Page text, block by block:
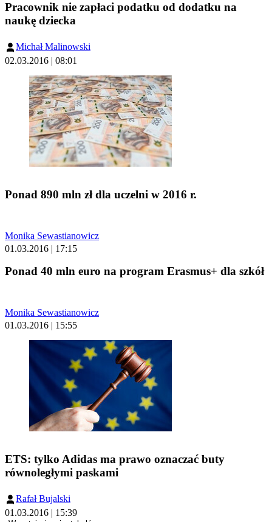
Pracownik nie zapłaci podatku od dodatku na
naukę dziecka
Michał Malinowski
02.03.2016 | 08:01
Ponad 890 mln zł dla uczelni w 2016 r.
Monika Sewastianowicz
01.03.2016 | 17:15
Ponad 40 mln euro na program Erasmus+ dla szkół
Monika Sewastianowicz
01.03.2016 | 15:55
ETS: tylko Adidas ma prawo oznaczać buty
równoległymi paskami
Rafał Bujalski
01.03.2016 | 15:39